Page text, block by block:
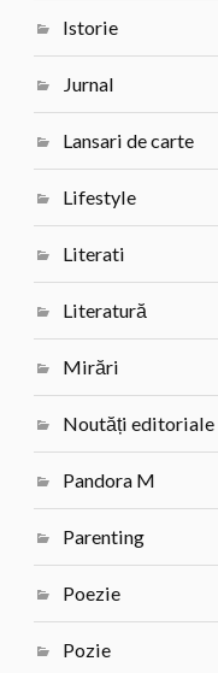
Istorie
Jurnal
Lansari de carte
Lifestyle
Literati
Literatură
Mirări
Noutăți editoriale
Pandora M
Parenting
Poezie
Pozie